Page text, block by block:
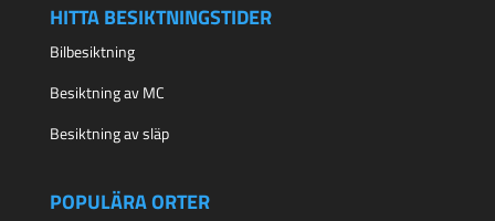
HITTA BESIKTNINGSTIDER
Bilbesiktning
Besiktning av MC
Besiktning av släp
POPULÄRA ORTER